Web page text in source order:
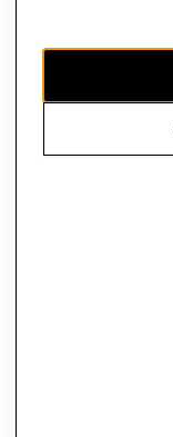
Chile ($)